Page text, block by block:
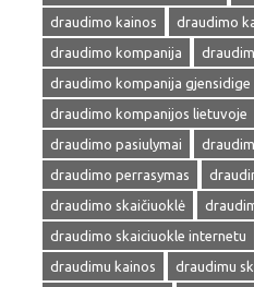
draudimo kainos
draudimo
draudimo kompanija
draudimo kompanija gjensidige
draudimo kompanijos lietuvoje
draudimo pasiulymai
draudimo perrasymas
draudimo skaičiuoklė
draudimo skaiciuokle internetu
draudimu kainos
draudimu